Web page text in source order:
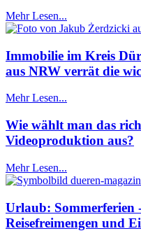
Mehr Lesen...
Immobilie im Kreis
aus NRW verrät die
Mehr Lesen...
Wie wählt man das
Videoproduktion aus?
Mehr Lesen...
Urlaub: Sommerferien
Reisefreimengen und